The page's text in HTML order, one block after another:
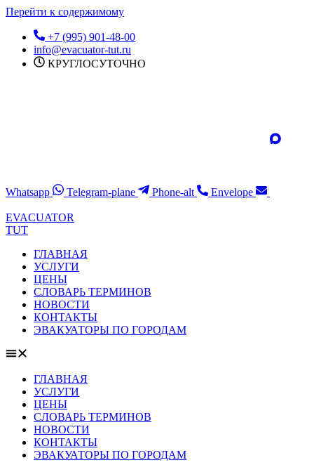
Перейти к содержимому
+7 (995) 901-48-00
info@evacuator-tut.ru
КРУГЛОСУТОЧНО
Whatsapp Telegram-plane Phone-alt Envelope
EVACUATOR
TUT
ГЛАВНАЯ
УСЛУГИ
ЦЕНЫ
СЛОВАРЬ ТЕРМИНОВ
НОВОСТИ
КОНТАКТЫ
ЭВАКУАТОРЫ ПО ГОРОДАМ
ГЛАВНАЯ
УСЛУГИ
ЦЕНЫ
СЛОВАРЬ ТЕРМИНОВ
НОВОСТИ
КОНТАКТЫ
ЭВАКУАТОРЫ ПО ГОРОДАМ